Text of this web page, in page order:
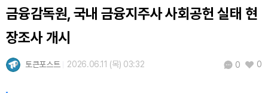
TRON (TRX) ₩464.2(+0.32%)
Hyperliquid (HYPE)
금융감독원, 국내 금융지주사 사회공헌 실태 현
장조사 개시
토큰포스트 2026.06.11 (목) 03:32 0 0